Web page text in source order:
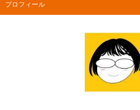
プロフィール